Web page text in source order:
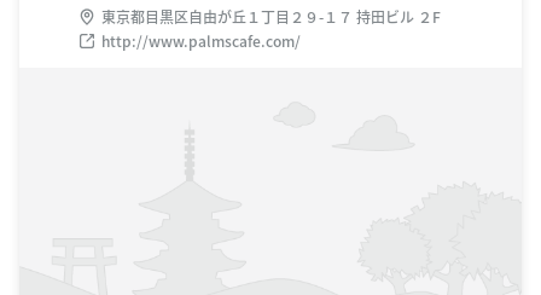
東京都目黒区自由が丘１丁目２９-１７ 持田ビル ２F
http://www.palmscafe.com/